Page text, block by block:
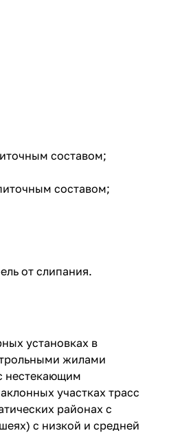
составом;
составом;
от слипания.
установках в
жилами
нестекающим
участках трасс
районах с
с низкой и средней